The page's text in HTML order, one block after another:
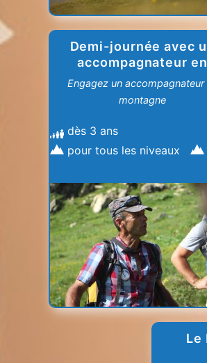
Demi-journée avec
accompagnateur en
montagne
Engagez un accompagnateur
montagne
dès 3 ans
pour tous les niveaux
Le